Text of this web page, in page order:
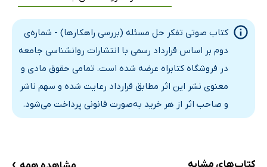
کتاب صوتی تفکر حل مسئله (بررسی راهکارها) - شماره‌ی
دوم بر اساس قرارداد رسمی با انتشارات روانشناسی جامعه
در فروشگاه کتابراه عرضه شده است. تمامی حقوق مادی و
معنوی نشر این اثر مطابق قرارداد رعایت شده و سهم ناشر
و صاحب اثر از هر خرید به‌صورت قانونی پرداخت می‌شود.
کتاب‌های مشابه ›